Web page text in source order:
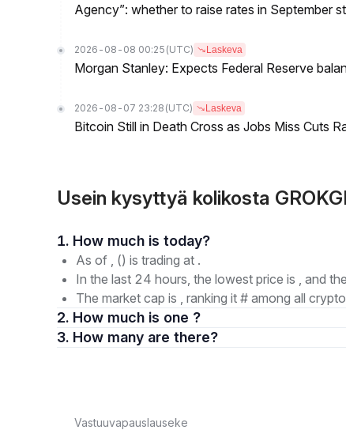
Agency”: whether to raise rates in September
2026-08-08 00:25 (UTC) Laskeva
Morgan Stanley: Expects Federal Reserve
2026-08-07 23:28 (UTC) Laskeva
Bitcoin Still in Death Cross as Jobs Miss Cuts
Usein kysyttyä kolikosta
1. How much is today?
As of , () is trading at .
In the last 24 hours, the lowest price is , and
The market cap is , ranking it # among all
2. How much is one ?
3. How many are there?
Vastuuvapauslauseke